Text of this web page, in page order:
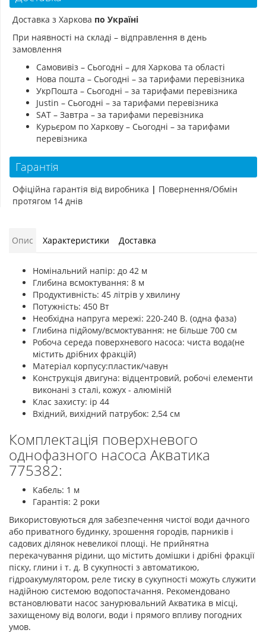
Доставка з Харкова по Україні
При наявності на складі – відправлення в день
замовлення
Самовивіз – Сьогодні – для Харкова та області
Нова пошта – Сьогодні – за тарифами перевізника
УкрПошта – Сьогодні – за тарифами перевізника
Justin – Сьогодні – за тарифами перевізника
SAT – Завтра – за тарифами перевізника
Курьєром по Харкову – Сьогодні – за тарифами
перевізника
Гарантія
Офіційна гарантія від виробника | Повернення/Обмін
протягом 14 днів
Опис Характеристики Доставка
Номінальний напір: до 42 м
Глибина всмоктування: 8 м
Продуктивність: 45 літрів у хвилину
Потужність: 450 Вт
Необхідна напруга мережі: 220-240 В. (одна фаза)
Глибина підйому/всмоктування: не більше 700 см
Робоча середа поверхневого насоса: чиста вода(не
містить дрібних фракцій)
Матеріал корпусу:пластик/чавун
Конструкція двигуна: відцентровий, робочі елементи
виконані з сталі, кожух - алюміній
Клас захисту: ip 44
Вхідний, вихідний патрубок: 2,54 см
Комплектація поверхневого
однофазного насоса Акватика
775382:
Кабель: 1 м
Гарантія: 2 роки
Використовуються для забезпечення чистої води дачного
або приватного будинку, зрошення городів, парників і
садових ділянок невеликої площі. Не прийнятна
перекачування рідини, що містить домішки і дрібні фракції
піску, глини і т. д. В сукупності з автоматикою,
гідроакумулятором, реле тиску в сукупності можуть служити
надійною системою водопостачання. Рекомендовано
встановлювати насос занурювальний Акватика в місці,
захищеному від вологи, води і прямого впливу погодних
умов.